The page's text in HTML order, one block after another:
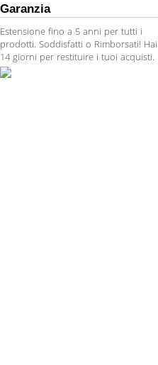
Garanzia
Estensione fino a 5 anni per tutti i
prodotti. Soddisfatti o Rimborsati! Hai
14 giorni per restituire i tuoi acquisti.